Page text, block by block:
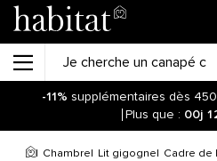
-11% supplémentaires dès
Plus que : 00j
Chambre Lit gigogne Cadre de